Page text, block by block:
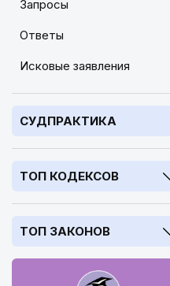
Запросы
Ответы
Исковые заявления
СУДПРАКТИКА
ТОП КОДЕКСОВ
ТОП ЗАКОНОВ